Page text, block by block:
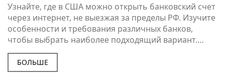
Узнайте, где в США можно открыть банковский счет
через интернет, не выезжая за пределы РФ. Изучите
особенности и требования различных банков,
чтобы выбрать наиболее подходящий вариант.
Обзор удобных онлайн-сервисов, которые помогут
сэкономить время и избежать бюрократических
задержек. Советы по безопасности и экономии при
БОЛЬШЕ